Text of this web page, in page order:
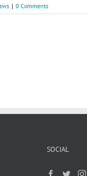
| 0 Comments
SOCIAL